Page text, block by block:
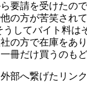
要請を受けたの
の方が苦笑され
うしてバイト料は
の方で在庫をあ
冊だけ買うのも
部へ繋げたリン